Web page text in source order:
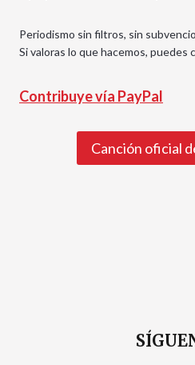
Periodismo sin filtros, sin
Si valoras lo que hacemos, puedes
Contribuye vía PayPal
Canción oficial